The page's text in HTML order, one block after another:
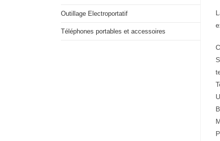
Outillage Electroportatif
Téléphones portables et accessoires